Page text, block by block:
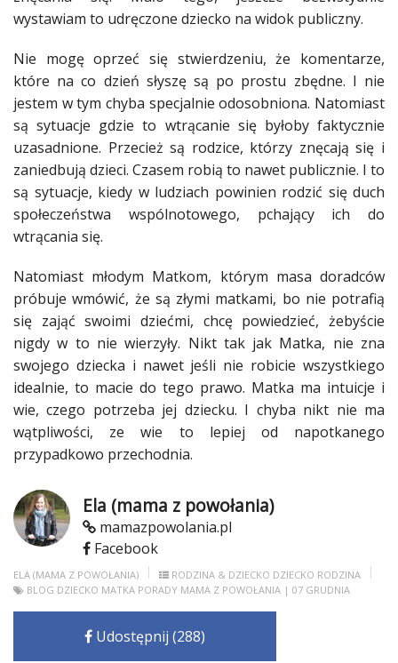
wystawiam to udręczone dziecko na widok publiczny.
Nie mogę oprzeć się stwierdzeniu, że komentarze,
które na co dzień słyszę są po prostu zbędne. I nie
jestem w tym chyba specjalnie odosobniona. Natomiast
są sytuacje gdzie to wtrącanie się byłoby faktycznie
uzasadnione. Przecież są rodzice, którzy znęcają się i
zaniedbują dzieci. Czasem robią to nawet publicznie. I to
są sytuacje, kiedy w ludziach powinien rodzić się duch
społeczeństwa wspólnotowego, pchający ich do
wtrącania się.
Natomiast młodym Matkom, którym masa doradców
próbuje wmówić, że są złymi matkami, bo nie potrafią
się zająć swoimi dziećmi, chcę powiedzieć, żebyście
nigdy w to nie wierzyły. Nikt tak jak Matka, nie zna
swojego dziecka i nawet jeśli nie robicie wszystkiego
idealnie, to macie do tego prawo. Matka ma intuicje i
wie, czego potrzeba jej dziecku. I chyba nikt nie ma
wątpliwości, ze wie to lepiej od napotkanego
przypadkowo przechodnia.
Ela (mama z powołania)
mamazpowolania.pl
Facebook
ELA (MAMA Z POWOŁANIA) RODZINA & DZIECKO DZIECKO RODZINA
BLOG DZIECKO MATKA PORADY MAMA Z POWOŁANIA | 07 GRUDNIA
Udostępnij (288)